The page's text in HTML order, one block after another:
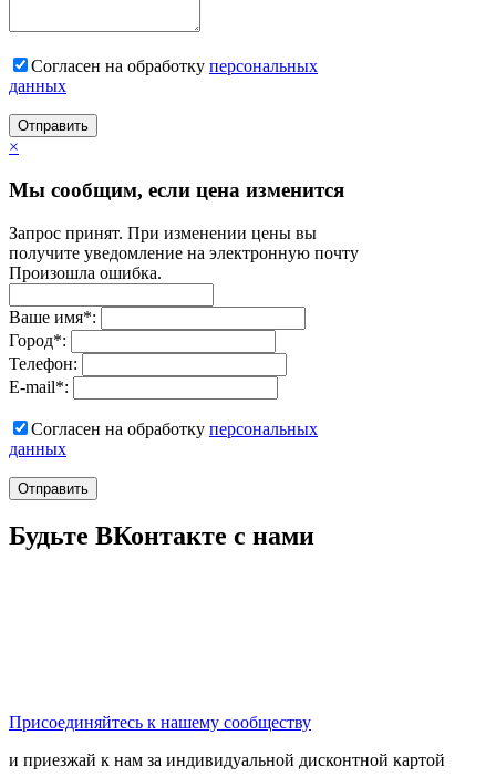
Согласен на обработку персональныx
данных
Отправить
×
Мы сообщим, если цена изменится
Запрос принят. При изменении цены вы
получите уведомление на электронную почту
Произошла ошибка.
Ваше имя*:
Город*:
Телефон:
E-mail*:
Согласен на обработку персональныx
данных
Отправить
Будьте ВКонтакте с нами
Присоединяйтесь к нашему сообществу
и приезжай к нам за индивидуальной дисконтной картой